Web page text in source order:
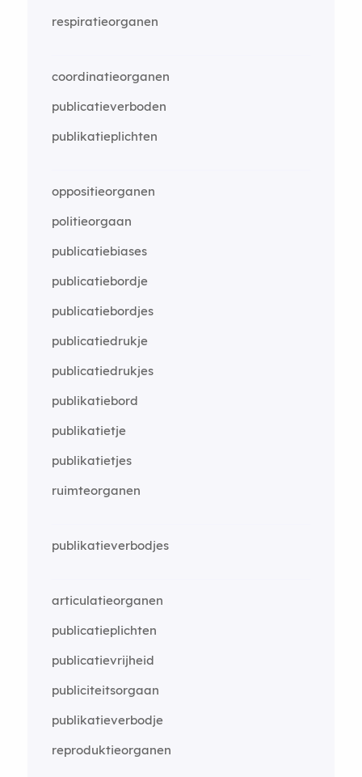
respiratieorganen
coordinatieorganen
publicatieverboden
publikatieplichten
oppositieorganen
politieorgaan
publicatiebiases
publicatiebordje
publicatiebordjes
publicatiedrukje
publicatiedrukjes
publikatiebord
publikatietje
publikatietjes
ruimteorganen
publikatieverbodjes
articulatieorganen
publicatieplichten
publicatievrijheid
publiciteitsorgaan
publikatieverbodje
reproduktieorganen